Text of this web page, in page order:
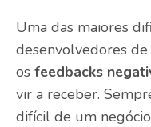
Uma das maiores
desenvolvedores
os feedbacks
vir a receber.
difícil de um